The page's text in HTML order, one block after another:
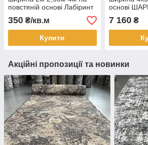
повстяній основі Лабіринт
350 ₴/кв.м
Купити
основі
7 160₴
Акційні пропозиції та новинки